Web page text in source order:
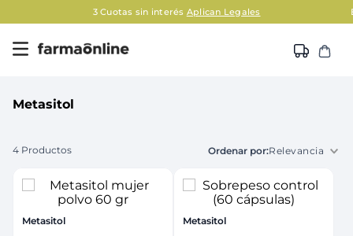
3 Cuotas sin interés Aplican Legales
Metasitol
4 Productos Relevancia
Metasitol Metasitol